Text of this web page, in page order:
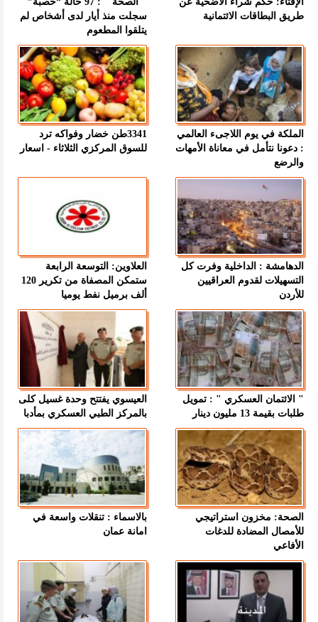
طريق البطاقات الائتمانية
سجلت منذ أيار لدى أشخاص لم
يتلقوا المطعوم
الملكة في يوم اللاجىء العالمي
: دعونا نتأمل في معاناة الأمهات
والرضع
3341طن خضار وفواكه ترد
للسوق المركزي الثلاثاء - اسعار
الدهامشة : الداخلية وفرت كل
التسهيلات لقدوم العراقيين
للأردن
العلاوين: التوسعة الرابعة
ستمكن المصفاة من تكرير 120
ألف برميل نفط يوميا
" الائتمان العسكري " : تمويل
طلبات بقيمة 13 مليون دينار
العيسوي يفتتح وحدة غسيل كلى
بالمركز الطبي العسكري بمأدبا
الصحة: مخزون استراتيجي
للأمصال المضادة للدغات
الأفاعي
بالاسماء : تنقلات واسعة في
امانة عمان